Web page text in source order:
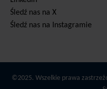
Śledź nas na X
Śledź nas na Instagramie
©2025. Wszelkie prawa